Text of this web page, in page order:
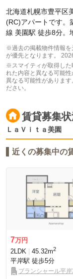
北海道札幌市豊平区
(RC)アパートです。
線 美園駅 徒歩8分。
※過去の掲載物件情報を
が優先となります。
※スマイティが取得した
れた内容と異なる可能
異なる可能性がありま
ださい。
賃貸募集
ＬａＶｉｔａ美園
近くの募集中の
7万円
2LDK
45.32m2
平岸駅 徒歩5分
ブランシャール平岸